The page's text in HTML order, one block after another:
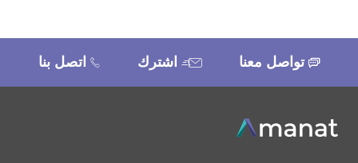
تواصل معنا اشترك اتصل بنا